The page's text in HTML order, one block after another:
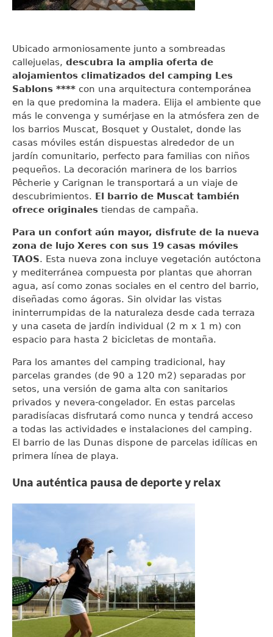
Ubicado armoniosamente junto a sombreadas
callejuelas, descubra la amplia oferta de
alojamientos climatizados del camping Les
Sablons **** con una arquitectura contemporánea
en la que predomina la madera. Elija el ambiente que
más le convenga y sumérjase en la atmósfera zen de
los barrios Muscat, Bosquet y Oustalet, donde las
casas móviles están dispuestas alrededor de un
jardín comunitario, perfecto para familias con niños
pequeños. La decoración marinera de los barrios
Pêcherie y Carignan le transportará a un viaje de
descubrimientos. El barrio de Muscat también
ofrece originales tiendas de campaña.
Para un confort aún mayor, disfrute de la nueva
zona de lujo Xeres con sus 19 casas móviles
TAOS. Esta nueva zona incluye vegetación autóctona
y mediterránea compuesta por plantas que ahorran
agua, así como zonas sociales en el centro del barrio,
diseñadas como ágoras. Sin olvidar las vistas
ininterrumpidas de la naturaleza desde cada terraza
y una caseta de jardín individual (2 m x 1 m) con
espacio para hasta 2 bicicletas de montaña.
Para los amantes del camping tradicional, hay
parcelas grandes (de 90 a 120 m2) separadas por
setos, una versión de gama alta con sanitarios
privados y nevera-congelador. En estas parcelas
paradisíacas disfrutará como nunca y tendrá acceso
a todas las actividades e instalaciones del camping.
El barrio de las Dunas dispone de parcelas idílicas en
primera línea de playa.
Una auténtica pausa de deporte y relax